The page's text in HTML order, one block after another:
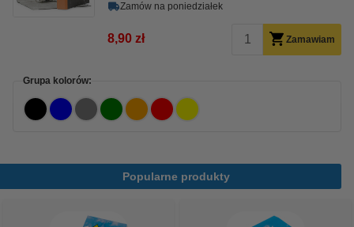
Zamów na poniedziałek
8,90 zł Zamawiam
Grupa kolorów:
Popularne produkty